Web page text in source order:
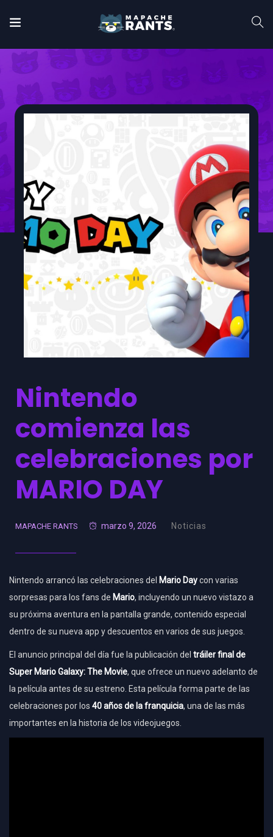
Nintendo
comienza las
celebraciones por
MARIO DAY
MAPACHE RANTS marzo 9, 2026 Noticias
Nintendo arrancó las celebraciones del Mario Daycon varias
sorpresas para los fans de Mario, incluyendo un nuevo vistazo a
su próxima aventura en la pantalla grande, contenido especial
dentro de su nueva app y descuentos en varios de sus juegos.
El anuncio principal del día fue la publicación del tráiler final de
Super Mario Galaxy: The Movie, que ofrece un nuevo adelanto de
la película antes de su estreno. Esta película forma parte de las
celebraciones por los 40 años de la franquicia, una de las más
importantes en la historia de los videojuegos.